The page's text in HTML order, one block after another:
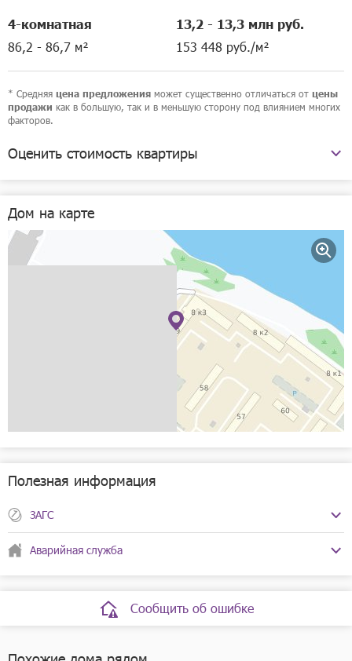
4-комнатная
86,2 - 86,7 м²
13,2 - 13,3 млн руб.
153 448 руб./м²
* Средняя цена предложения может существенно отличаться от цены
продажи как в большую, так и в меньшую сторону под влиянием многих
факторов.
Оценить стоимость квартиры
Рассчитать
Дом на карте
Полезная информация
ЗАГС
ЗАГС Канавинского района
Пн-Чт с 09:00 до 17:00, обед с
Аварийная служба
Телефоны: 005
Сообщить об ошибке